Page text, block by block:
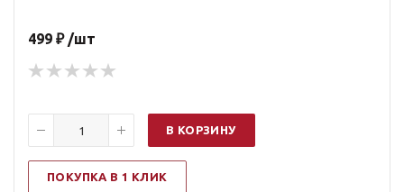
499 ₽ /шт
В КОРЗИНУ
ПОКУПКА В 1 КЛИК